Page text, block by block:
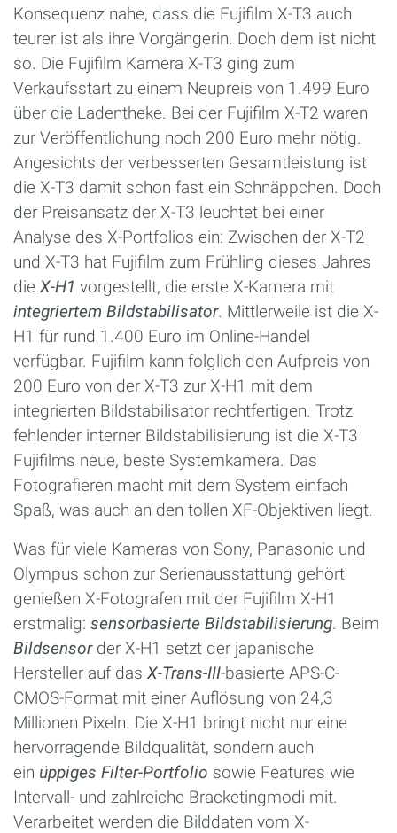
Konsequenz nahe, dass die Fujifilm X-T3 auch
teurer ist als ihre Vorgängerin. Doch dem ist nicht
so. Die Fujifilm Kamera X-T3 ging zum
Verkaufsstart zu einem Neupreis von 1.499 Euro
über die Ladentheke. Bei der Fujifilm X-T2 waren
zur Veröffentlichung noch 200 Euro mehr nötig.
Angesichts der verbesserten Gesamtleistung ist
die X-T3 damit schon fast ein Schnäppchen. Doch
der Preisansatz der X-T3 leuchtet bei einer
Analyse des X-Portfolios ein: Zwischen der X-T2
und X-T3 hat Fujifilm zum Frühling dieses Jahres
die X-H1 vorgestellt, die erste X-Kamera mit
integriertem Bildstabilisator. Mittlerweile ist die X-
H1 für rund 1.400 Euro im Online-Handel
verfügbar. Fujifilm kann folglich den Aufpreis von
200 Euro von der X-T3 zur X-H1 mit dem
integrierten Bildstabilisator rechtfertigen. Trotz
fehlender interner Bildstabilisierung ist die X-T3
Fujifilms neue, beste Systemkamera. Das
Fotografieren macht mit dem System einfach
Spaß, was auch an den tollen XF-Objektiven liegt.
Was für viele Kameras von Sony, Panasonic und
Olympus schon zur Serienausstattung gehört
genießen X-Fotografen mit der Fujifilm X-H1
erstmalig: sensorbasierte Bildstabilisierung. Beim
Bildsensorder X-H1 setzt der japanische
Hersteller auf das X-Trans-III-basierte APS-C-
CMOS-Format mit einer Auflösung von 24,3
Millionen Pixeln. Die X-H1 bringt nicht nur eine
hervorragende Bildqualität, sondern auch
ein üppiges Filter-Portfolio sowie Features wie
Intervall- und zahlreiche Bracketingmodi mit.
Verarbeitet werden die Bilddaten vom X-